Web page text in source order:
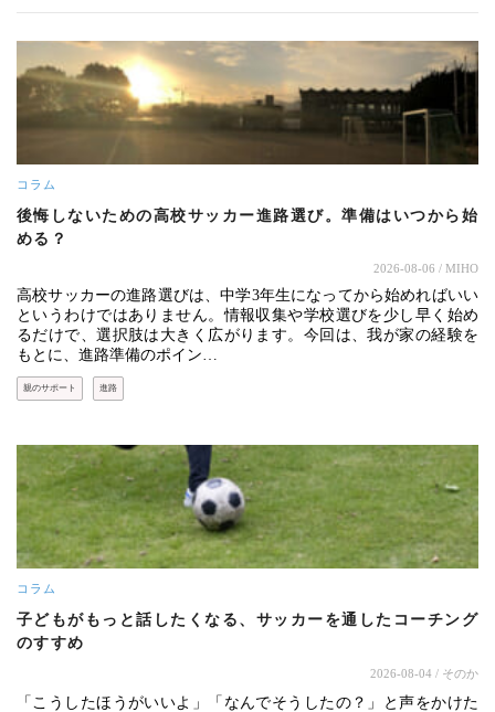
コラム
後悔しないための高校サッカー進路選び。準備はいつから始
める？
2026-08-06 / MIHO
高校サッカーの進路選びは、中学3年生になってから始めればいい
というわけではありません。情報収集や学校選びを少し早く始め
るだけで、選択肢は大きく広がります。今回は、我が家の経験を
もとに、進路準備のポイン…
親のサポート 進路
コラム
子どもがもっと話したくなる、サッカーを通したコーチング
のすすめ
2026-08-04 / そのか
「こうしたほうがいいよ」「なんでそうしたの？」と声をかけた